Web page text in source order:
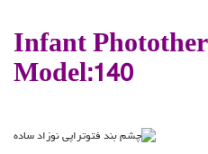
Infant
Model:140